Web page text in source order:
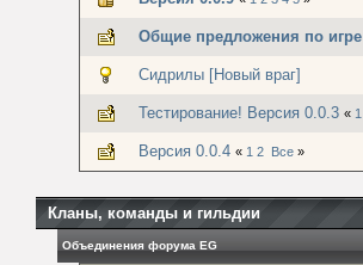
Общие предложения по игре
Сидрилы [Новый враг]
Тестирование! Версия 0.0.3 « 1
Версия 0.0.4 « 1 2 Все »
Кланы, команды и гильдии
Объединения форума EG